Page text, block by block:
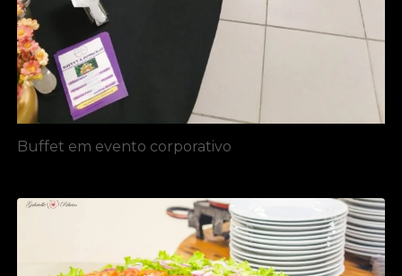
Buffet em evento corporativo